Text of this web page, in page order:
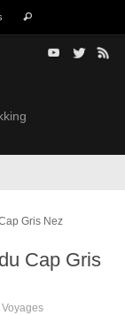
Gris Nez
Cap Gris
Voyages